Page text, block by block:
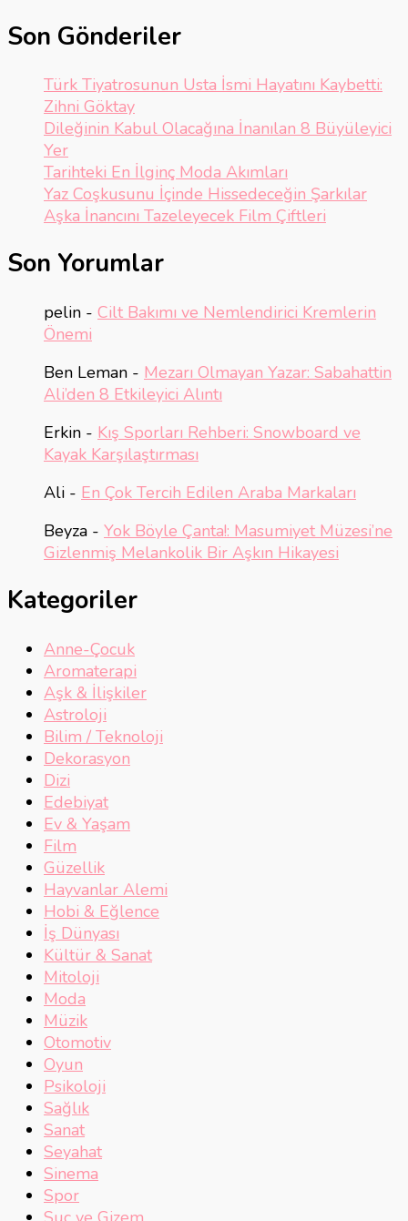
Son Gönderiler
Türk Tiyatrosunun Usta İsmi Hayatını Kaybetti:
Zihni Göktay
Dileğinin Kabul Olacağına İnanılan 8 Büyüleyici
Yer
Tarihteki En İlginç Moda Akımları
Yaz Coşkusunu İçinde Hissedeceğin Şarkılar
Aşka İnancını Tazeleyecek Film Çiftleri
Son Yorumlar
pelin - Cilt Bakımı ve Nemlendirici Kremlerin
Önemi
Ben Leman - Mezarı Olmayan Yazar: Sabahattin
Ali’den 8 Etkileyici Alıntı
Erkin - Kış Sporları Rehberi: Snowboard ve
Kayak Karşılaştırması
Ali - En Çok Tercih Edilen Araba Markaları
Beyza - Yok Böyle Çanta!: Masumiyet Müzesi’ne
Gizlenmiş Melankolik Bir Aşkın Hikayesi
Kategoriler
Anne-Çocuk
Aromaterapi
Aşk & İlişkiler
Astroloji
Bilim / Teknoloji
Dekorasyon
Dizi
Edebiyat
Ev & Yaşam
Film
Güzellik
Hayvanlar Alemi
Hobi & Eğlence
İş Dünyası
Kültür & Sanat
Mitoloji
Moda
Müzik
Otomotiv
Oyun
Psikoloji
Sağlık
Sanat
Seyahat
Sinema
Spor